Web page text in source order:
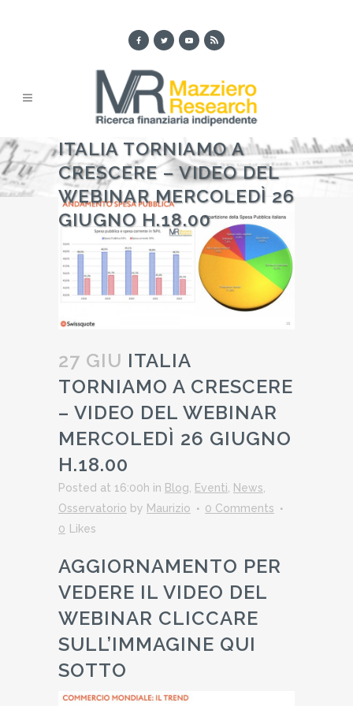
ITALIA TORNIAMO A
CRESCERE – VIDEO DEL
WEBINAR MERCOLEDÌ 26
GIUGNO H.18.00
27 GIU ITALIA
TORNIAMO A CRESCERE
– VIDEO DEL WEBINAR
MERCOLEDÌ 26 GIUGNO
H.18.00
Posted at 16:00h in Blog Eventi News
Osservatorio by Maurizio
0 Comments
0 Likes
AGGIORNAMENTO PER
VEDERE IL VIDEO DEL
WEBINAR CLICCARE
SULL’IMMAGINE QUI
SOTTO